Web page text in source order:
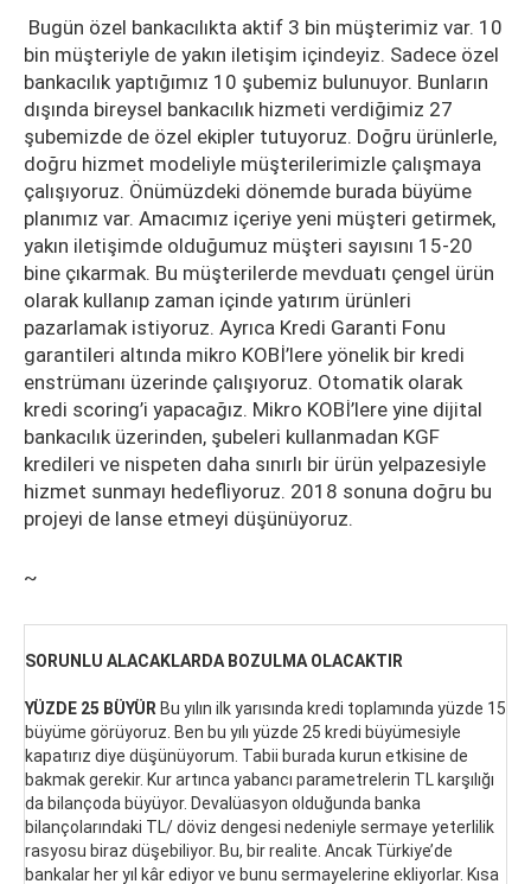
Bugün özel bankacılıkta aktif 3 bin müşterimiz var. 10
bin müşteriyle de yakın iletişim içindeyiz. Sadece özel
bankacılık yaptığımız 10 şubemiz bulunuyor. Bunların
dışında bireysel bankacılık hizmeti verdiğimiz 27
şubemizde de özel ekipler tutuyoruz. Doğru ürünlerle,
doğru hizmet modeliyle müşterilerimizle çalışmaya
çalışıyoruz. Önümüzdeki dönemde burada büyüme
planımız var. Amacımız içeriye yeni müşteri getirmek,
yakın iletişimde olduğumuz müşteri sayısını 15-20
bine çıkarmak. Bu müşterilerde mevduatı çengel ürün
olarak kullanıp zaman içinde yatırım ürünleri
pazarlamak istiyoruz. Ayrıca Kredi Garanti Fonu
garantileri altında mikro KOBİ’lere yönelik bir kredi
enstrümanı üzerinde çalışıyoruz. Otomatik olarak
kredi scoring’i yapacağız. Mikro KOBİ’lere yine dijital
bankacılık üzerinden, şubeleri kullanmadan KGF
kredileri ve nispeten daha sınırlı bir ürün yelpazesiyle
hizmet sunmayı hedefliyoruz. 2018 sonuna doğru bu
projeyi de lanse etmeyi düşünüyoruz.
~
SORUNLU ALACAKLARDA BOZULMA OLACAKTIR
YÜZDE 25 BÜYÜR Bu yılın ilk yarısında kredi toplamında yüzde 15
büyüme görüyoruz. Ben bu yılı yüzde 25 kredi büyümesiyle
kapatırız diye düşünüyorum. Tabii burada kurun etkisine de
bakmak gerekir. Kur artınca yabancı parametrelerin TL karşılığı
da bilançoda büyüyor. Devalüasyon olduğunda banka
bilançolarındaki TL/ döviz dengesi nedeniyle sermaye yeterlilik
rasyosu biraz düşebiliyor. Bu, bir realite. Ancak Türkiye’de
bankalar her yıl kâr ediyor ve bunu sermayelerine ekliyorlar. Kısa